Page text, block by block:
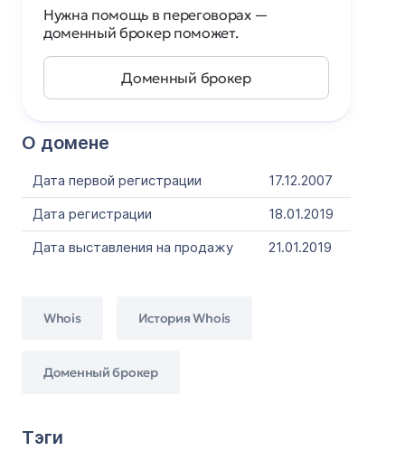
О домене
Дата первой регистрации
17.12.2007
Дата регистрации
18.01.2019
Дата выставления на продажу
21.01.2019
Whois История Whois
Доменный брокер
Тэги
Нужна помощь в переговорах —
доменный брокер поможет.
Доменный брокер